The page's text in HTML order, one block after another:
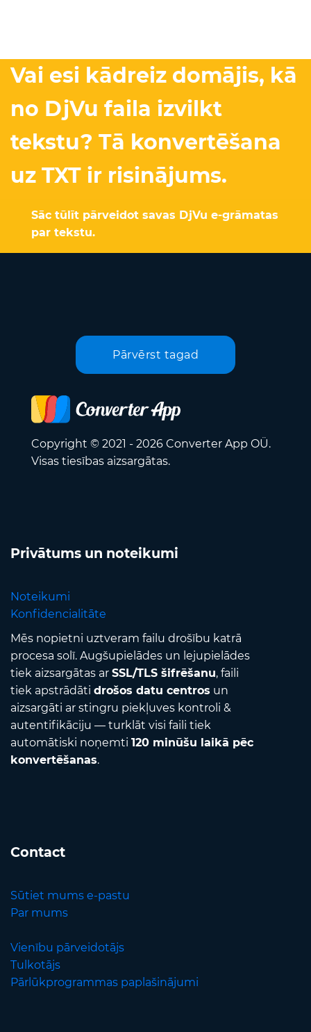
Vai esi kādreiz domājis, kā
no DjVu faila izvilkt
tekstu? Tā konvertēšana
uz TXT ir risinājums.
Sāc tūlīt pārveidot savas DjVu e-grāmatas
par tekstu.
Pārvērst tagad
Copyright © 2021 - 2026 Converter App OÜ.
Visas tiesības aizsargātas.
Privātums un noteikumi
Noteikumi
Konfidencialitāte
Mēs nopietni uztveram failu drošību katrā
procesa solī. Augšupielādes un lejupielādes
tiek aizsargātas ar SSL/TLS šifrēšanu, faili
tiek apstrādāti drošos datu centros un
aizsargāti ar stingru piekļuves kontroli &
autentifikāciju — turklāt visi faili tiek
automātiski noņemti 120 minūšu laikā pēc
konvertēšanas.
Contact
Sūtiet mums e-pastu
Par mums
Vienību pārveidotājs
Tulkotājs
Pārlūkprogrammas paplašinājumi